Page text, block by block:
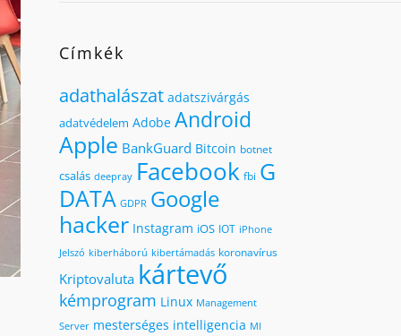
Címkék
adathalászat adatszivárgás
adatvédelem Adobe Android
Apple BankGuard Bitcoin botnet
csalás deepray Facebook fbi G
DATA GDPR Google
hacker Instagram iOS IOT iPhone
Jelszó kiberháború kibertámadás koronavírus
Kriptovaluta kártevő
kémprogram Linux Management
Server mesterséges intelligencia MI